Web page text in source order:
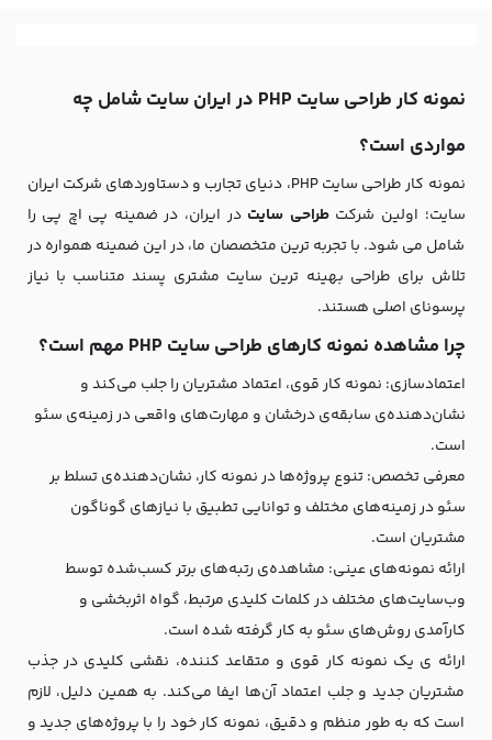
نمونه کار طراحی سایت PHP در ایران سایت شامل چه
مواردی است؟
نمونه کار طراحی سایت PHP، دنیای تجارب و دستاوردهای شرکت ایران
سایت؛ اولین شرکتطراحی سایتدر ایران، در ضمینه پی اچ پی را
شامل می شود. با تجربه ترین متخصصان ما، در این ضمینه همواره در
تلاش برای طراحی بهینه ترین سایت مشتری پسند متناسب با نیاز
پرسونای اصلی هستند.
چرا مشاهده نمونه کارهای طراحی سایت PHP مهم است؟
اعتمادسازی: نمونه کار قوی، اعتماد مشتریان را جلب می‌کند و
نشان‌دهنده‌ی سابقه‌ی درخشان و مهارت‌های واقعی در زمینه‌ی سئو
است.
معرفی تخصص: تنوع پروژه‌ها در نمونه کار، نشان‌دهنده‌ی تسلط بر
سئو در زمینه‌های مختلف و توانایی تطبیق با نیازهای گوناگون
مشتریان است.
ارائه نمونه‌های عینی: مشاهده‌ی رتبه‌های برتر کسب‌شده توسط
وب‌سایت‌های مختلف در کلمات کلیدی مرتبط، گواه اثربخشی و
کارآمدی روش‌های سئو به کار گرفته شده است.
ارائه ی یک نمونه کار قوی و متقاعد کننده، نقشی کلیدی در جذب
مشتریان جدید و جلب اعتماد آن‌ها ایفا می‌کند. به همین دلیل، لازم
است که به طور منظم و دقیق، نمونه کار خود را با پروژه‌های جدید و